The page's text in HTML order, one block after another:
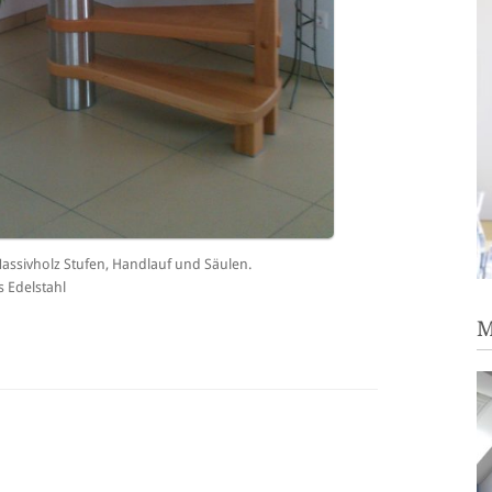
Stufen, Handlauf und Säulen.